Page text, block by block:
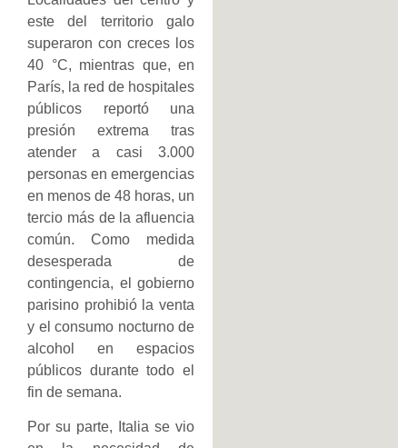
este del territorio galo
superaron con creces los
40 °C, mientras que, en
París, la red de hospitales
públicos reportó una
presión extrema tras
atender a casi 3.000
personas en emergencias
en menos de 48 horas, un
tercio más de la afluencia
común. Como medida
desesperada de
contingencia, el gobierno
parisino prohibió la venta
y el consumo nocturno de
alcohol en espacios
públicos durante todo el
fin de semana.
Por su parte, Italia se vio